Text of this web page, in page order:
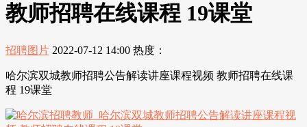
教师招聘在线课程 19课堂
招聘图片 2022-07-12 14:00 热度：
哈尔滨双城教师招聘公告解读讲座课程视频 教师招聘在线课
程 19课堂